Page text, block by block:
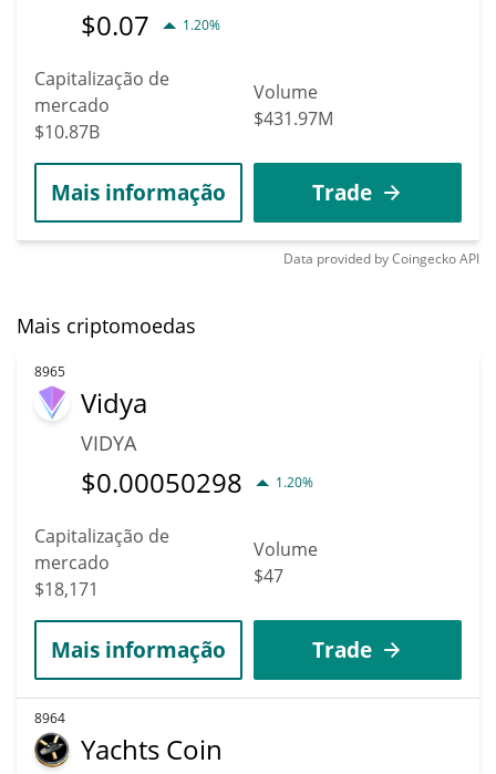
$0.07 1.20%
Capitalização de
mercado
$10.87B
Volume
$431.97M
Mais informação Trade
Data provided byCoingeckoAPI
Mais criptomoedas
8965
Vidya
VIDYA
$0.00050298 1.20%
Capitalização de
mercado
$18,171
Volume
$47
Mais informação Trade
8964
Yachts Coin